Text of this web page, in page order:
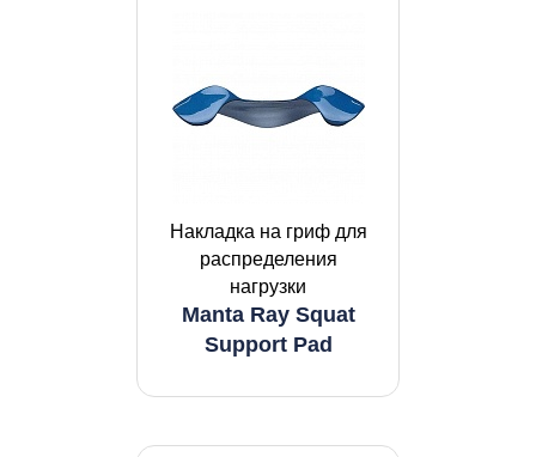
Накладка на гриф для
распределения
нагрузки
Manta Ray Squat
Support Pad